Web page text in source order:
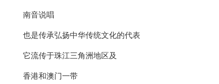
南音说唱
也是传承弘扬中华传统文化的代表
它流传于珠江三角洲地区及
香港和澳门一带